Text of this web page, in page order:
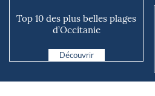
Top 10 des plus belles plages
d’Occitanie
Découvrir